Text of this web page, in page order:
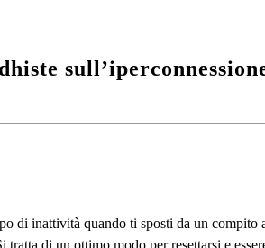
di inattività quando ti sposti da un compito
di un ottimo modo per resettarsi e